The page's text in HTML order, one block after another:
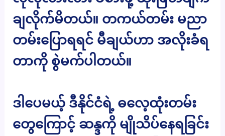
ချလိုက်မိတယ်။ တကယ်တမ်း မညာ
တမ်းပြောရရင် မီချယ်ဟာ အလိုးခံရ
တာကို စွဲမက်ပါတယ်။
ဒါပေမယ့် ဒီနိုင်ငံရဲ့ ဓလေ့ထုံးတမ်း
တွေကြောင့် ဆန္ဒကို မျိုသိပ်နေရခြင်း